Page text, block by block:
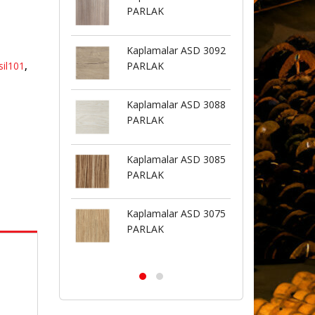
,
Kaplamalar ASD 3092
Kaplamalar ASD 3088
Kaplamalar ASD 3085
Kaplamalar ASD 3075
BUTE
Kaplamalar ASD 3126
PARLAK
Kaplamalar ASD 3126
BUTE
ASİL-BTN 2027
ASİL-BTN 2026